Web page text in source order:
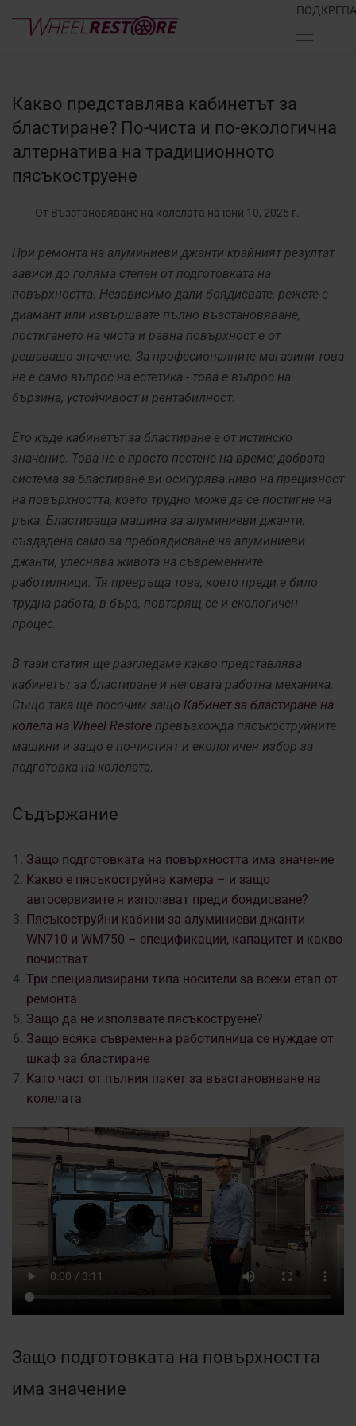
ПОДКРЕПА
Какво представлява кабинетът за
бластиране? По-чиста и по-екологична
алтернатива на традиционното
пясъкоструене
От Възстановяване на колелата на юни 10, 2025 г.
При ремонта на алуминиеви джанти крайният резултат
зависи до голяма степен от подготовката на
повърхността. Независимо дали боядисвате, режете с
диамант или извършвате пълно възстановяване,
постигането на чиста и равна повърхност е от
решаващо значение. За професионалните магазини това
не е само въпрос на естетика - това е въпрос на
бързина, устойчивост и рентабилност.
Ето къде кабинетът за бластиране е от истинско
значение. Това не е просто пестене на време; добрата
система за бластиране ви осигурява ниво на прецизност
на повърхността, което трудно може да се постигне на
ръка. Бластираща машина за алуминиеви джанти,
създадена само за пребоядисване на алуминиеви
джанти, улеснява живота на съвременните
работилници. Тя превръща това, което преди е било
трудна работа, в бърз, повтарящ се и екологичен
процес.
В тази статия ще разгледаме какво представлява
кабинетът за бластиране и неговата работна механика.
Също така ще посочим защо Кабинет за бластиране на
колела на Wheel Restore превъзхожда пясъкоструйните
машини и защо е по-чистият и екологичен избор за
подготовка на колелата.
Съдържание
Защо подготовката на повърхността има значение
Какво е пясъкоструйна камера – и защо
автосервизите я използват преди боядисване?
Пясъкоструйни кабини за алуминиеви джанти
WN710 и WM750 – спецификации, капацитет и какво
почистват
Три специализирани типа носители за всеки етап от
ремонта
Защо да не използвате пясъкоструене?
Защо всяка съвременна работилница се нуждае от
шкаф за бластиране
Като част от пълния пакет за възстановяване на
колелата
Защо подготовката на повърхността
има значение